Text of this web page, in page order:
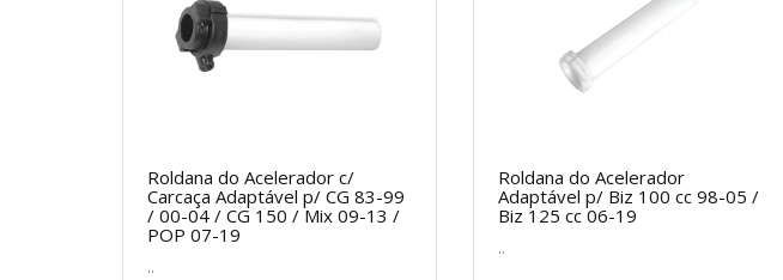
Roldana do Acelerador c/
Carcaça Adaptável p/ CG 83-99
/ 00-04 / CG 150 / Mix 09-13 /
POP 07-19
..
Roldana do Acelerador
Adaptável p/ Biz 100 cc 98-05 /
Biz 125 cc 06-19
..